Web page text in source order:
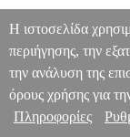
Η ιστοσελίδα
περιήγησης, την
την ανάλυση της
όρους χρήσης για
Πληροφορίες